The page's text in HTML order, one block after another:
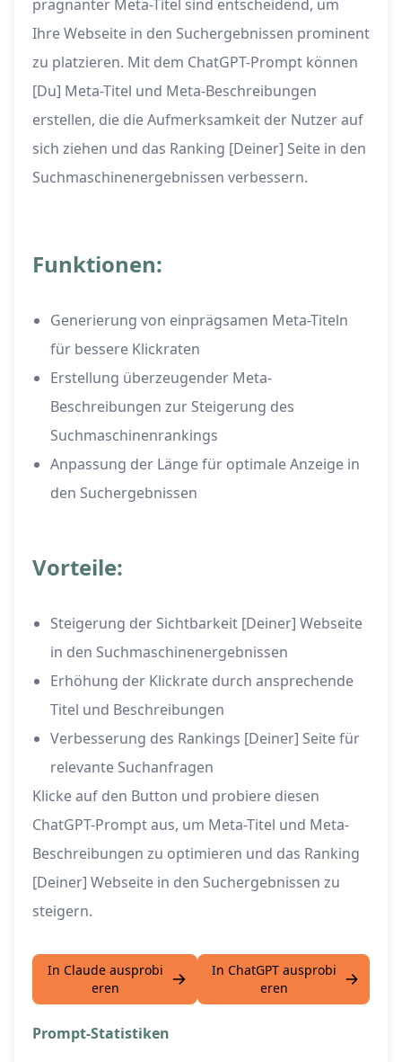
prägnanter Meta-Titel sind entscheidend, um
Ihre Webseite in den Suchergebnissen prominent
zu platzieren. Mit dem ChatGPT-Prompt können
[Du] Meta-Titel und Meta-Beschreibungen
erstellen, die die Aufmerksamkeit der Nutzer auf
sich ziehen und das Ranking [Deiner] Seite in den
Suchmaschinenergebnissen verbessern.
Funktionen:
Generierung von einprägsamen Meta-Titeln
für bessere Klickraten
Erstellung überzeugender Meta-
Beschreibungen zur Steigerung des
Suchmaschinenrankings
Anpassung der Länge für optimale Anzeige in
den Suchergebnissen
Vorteile:
Steigerung der Sichtbarkeit [Deiner] Webseite
in den Suchmaschinenergebnissen
Erhöhung der Klickrate durch ansprechende
Titel und Beschreibungen
Verbesserung des Rankings [Deiner] Seite für
relevante Suchanfragen
Klicke auf den Button und probiere diesen
ChatGPT-Prompt aus, um Meta-Titel und Meta-
Beschreibungen zu optimieren und das Ranking
[Deiner] Webseite in den Suchergebnissen zu
steigern.
In Claude ausprobi
eren
In ChatGPT ausprobi
eren
Prompt-Statistiken